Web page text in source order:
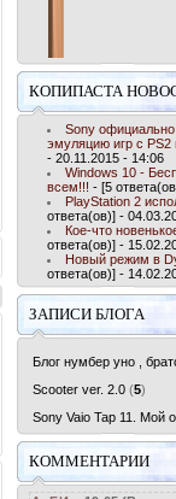
КОПИПАСТА
Sony
эмуляцию игр с PS2
- 20.11.2015 - 14:06
Windows 10 -
всем!!! - [5
PlayStation 2
ответа(ов)] -
Кое-что
ответа(ов)] -
Новый режим в
ответа(ов)] -
ЗАПИСИ БЛОГА
Блог нумбер уно ,
Scooter ver. 2.0 (5)
Sony Vaio Tap 11. Мой
КОММЕНТАРИИ